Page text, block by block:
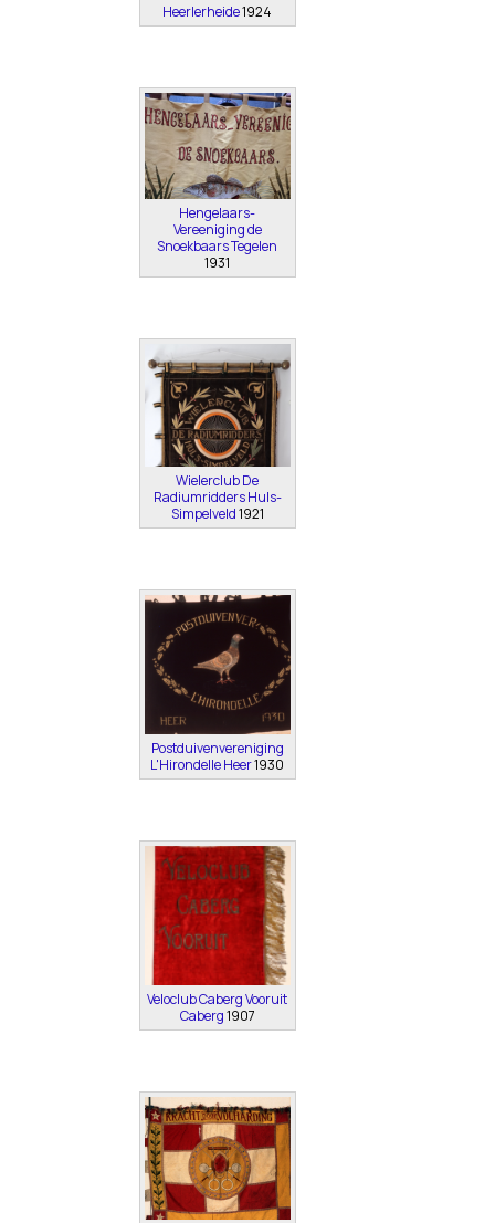
Heerlerheide1924
Hengelaars-
Vereeniging de
Snoekbaars Tegelen
1931
Wielerclub De
Radiumridders Huls-
Simpelveld1921
Postduivenvereniging
L'Hirondelle Heer1930
Veloclub Caberg Vooruit
Caberg1907